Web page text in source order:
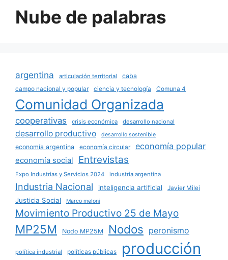
Nube de palabras
argentina articulación territorial
caba
campo nacional y popular
ciencia y tecnología Comuna 4
Comunidad Organizada
cooperativas crisis económica desarrollo nacional
desarrollo productivo desarrollo sostenible
economía argentina economía circular economía popular
economía social Entrevistas
Expo Industrias y Servicios 2024 industria argentina
Industria Nacional inteligencia artificial Javier Milei
Justicia Social Marco meloni
Movimiento Productivo 25 de Mayo
MP25M Nodo MP25M Nodos peronismo
política industrial políticas públicas producción